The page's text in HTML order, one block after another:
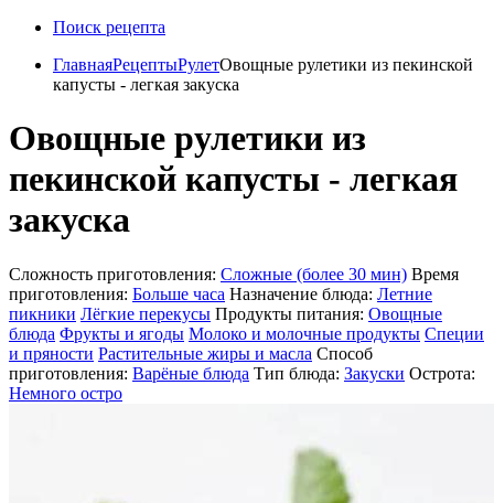
Поиск рецепта
ГлавнаяРецептыРулетОвощные рулетики из пекинской
капусты - легкая закуска
Овощные рулетики из
пекинской капусты - легкая
закуска
Сложность приготовления: Сложные (более 30 мин) Время
приготовления: Больше часа Назначение блюда: Летние
пикники Лёгкие перекусы Продукты питания: Овощные
блюда Фрукты и ягоды Молоко и молочные продукты Специи
и пряности Растительные жиры и масла Способ
приготовления: Варёные блюда Тип блюда: Закуски Острота:
Немного остро